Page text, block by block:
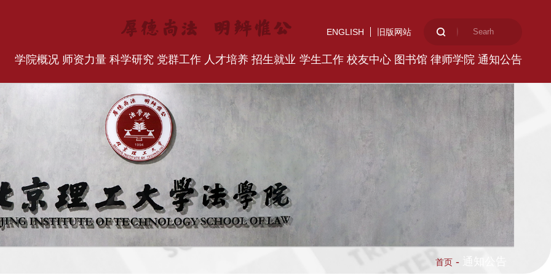
ENGLISH 旧版网站
学院概况 师资力量 科学研究 党群工作 人才培养 招生就业 学生工作 校友中心 图书馆 律师学院 通知公告
首页 -